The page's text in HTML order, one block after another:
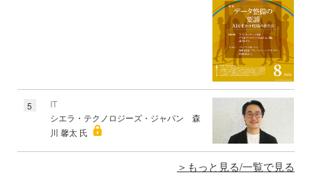
5
IT
シエラ・テクノロジーズ・ジャパン 森
川 馨太 氏
もっと見る/一覧で見る